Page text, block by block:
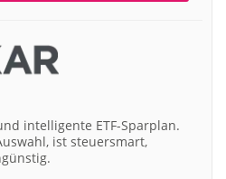
intelligente ETF-Sparplan.
ist steuersmart,